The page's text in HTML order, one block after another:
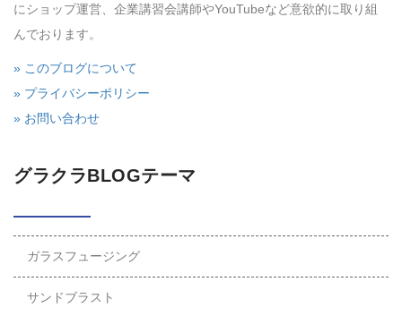
にショップ運営、企業講習会講師やYouTubeなど意欲的に取り組
んでおります。
» このブログについて
» プライバシーポリシー
» お問い合わせ
グラクラBLOGテーマ
ガラスフュージング
サンドブラスト